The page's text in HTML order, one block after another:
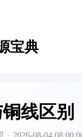
宝典
线区别